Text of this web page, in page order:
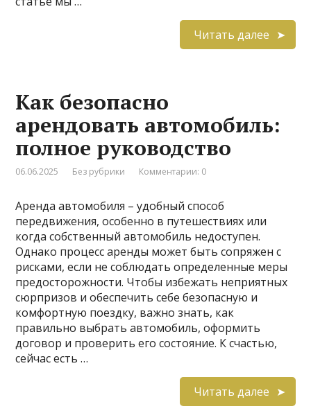
Читать далее
Как безопасно
арендовать автомобиль:
полное руководство
06.06.2025 Без рубрики Комментарии: 0
Аренда автомобиля – удобный способ
передвижения, особенно в путешествиях или
когда собственный автомобиль недоступен.
Однако процесс аренды может быть сопряжен с
рисками, если не соблюдать определенные меры
предосторожности. Чтобы избежать неприятных
сюрпризов и обеспечить себе безопасную и
комфортную поездку, важно знать, как
правильно выбрать автомобиль, оформить
договор и проверить его состояние. К счастью,
сейчас есть …
Читать далее